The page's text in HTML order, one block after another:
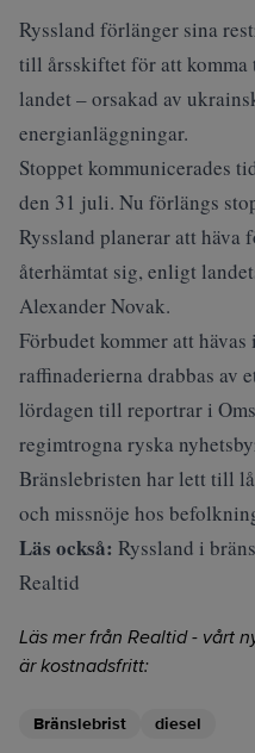
Ryssland förlänger sina
till årsskiftet för att
landet – orsakad av
energianläggningar.
Stoppet kommunicerades
den 31 juli. Nu förlängs
Ryssland planerar att häva
återhämtat sig, enligt
Alexander Novak.
Förbudet kommer att
raffinaderierna drabbas av
lördagen till reportrar i
regimtrogna ryska
Bränslebristen har lett till
och missnöje hos
Läs också: Ryssland i
Realtid
Läs mer från Realtid - vårt
är kostnadsfritt:
Bränslebrist diesel